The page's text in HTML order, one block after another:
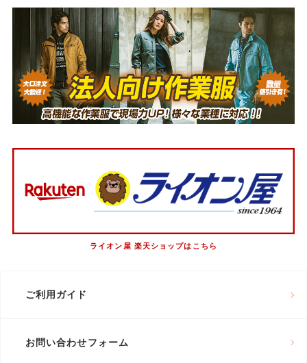
ライオン屋 楽天ショップはこちら
ご利用ガイド
お問い合わせフォーム